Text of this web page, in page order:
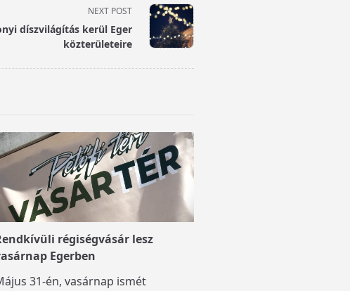
NEXT POST
díszvilágítás kerül Eger
közterületeire
régiségvásár lesz
Egerben
31-én, vasárnap ismét